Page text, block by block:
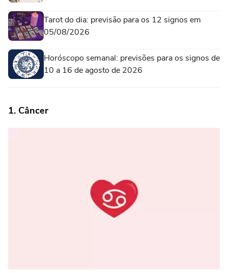
Tarot do dia: previsão para os 12 signos em
05/08/2026
Horóscopo semanal: previsões para os signos de
10 a 16 de agosto de 2026
1. Câncer